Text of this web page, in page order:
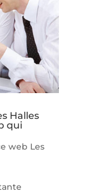
Halles
qui
web Les